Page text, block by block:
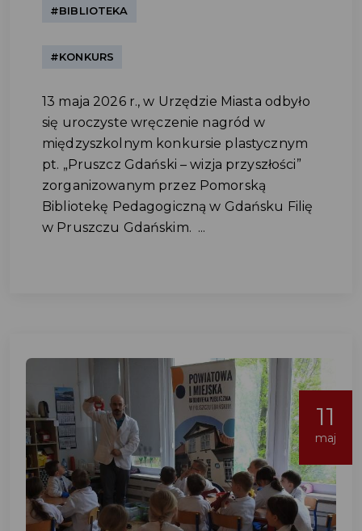
#BIBLIOTEKA
#KONKURS
13 maja 2026 r., w Urzędzie Miasta odbyło
się uroczyste wręczenie nagród w
międzyszkolnym konkursie plastycznym
pt. „Pruszcz Gdański – wizja przyszłości”
zorganizowanym przez Pomorską
Bibliotekę Pedagogiczną w Gdańsku Filię
w Pruszczu Gdańskim. ...
11
maj